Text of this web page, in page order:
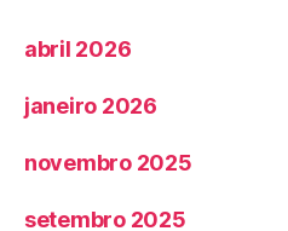
abril 2026
janeiro 2026
novembro 2025
setembro 2025